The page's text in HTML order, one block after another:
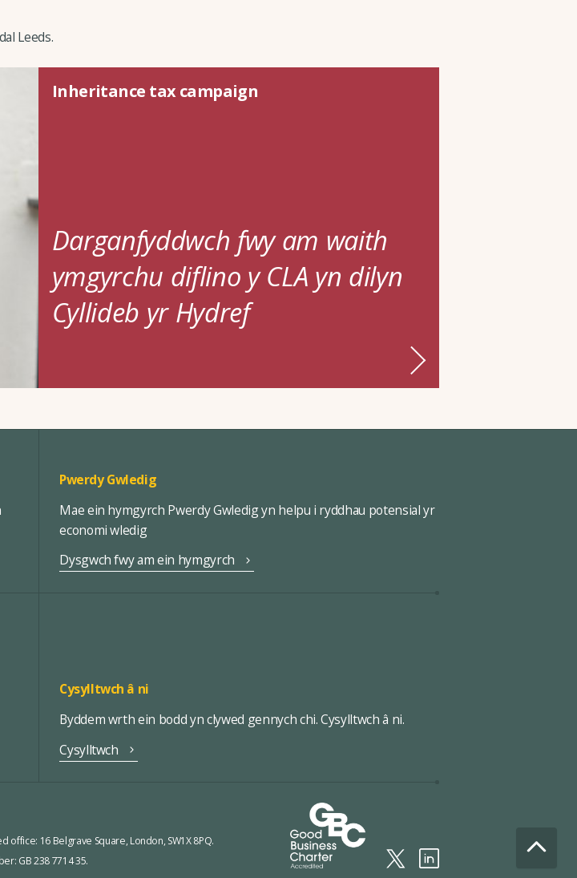
Leeds.
Inheritance tax campaign
Darganfyddwch fwy am waith
ymgyrchu diflino y CLA yn dilyn
Cyllideb yr Hydref
Pwerdy Gwledig
Mae ein hymgyrch Pwerdy Gwledig yn helpu i ryddhau potensial yr
economi wledig
Dysgwch fwy am ein hymgyrch
Cysylltwch â ni
Byddem wrth ein bodd yn clywed gennych chi. Cysylltwch â ni.
Cysylltwch
office: 16 Belgrave Square, London, SW1X 8PQ.
GB 238 7714 35.